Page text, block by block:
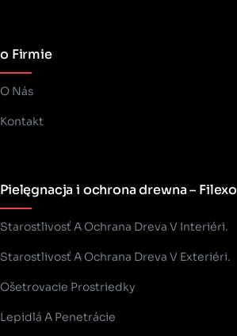
o Firmie
O Nás
Kontakt
Pielęgnacja i ochrona drewna – Filexo
Starostlivosť A Ochrana Dreva V Interiéri.
Starostlivosť A Ochrana Dreva V Exteriéri.
Ošetrovacie Prostriedky
Lepidlá A Penetrácie